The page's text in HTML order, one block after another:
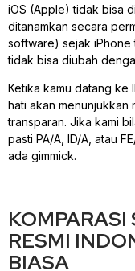
iOS (Apple) tidak bisa
ditanamkan secara
software) sejak iPhone
tidak bisa diubah
Ketika kamu datang ke
hati akan menunjukkan
transparan. Jika kami
pasti PA/A, ID/A, atau
ada gimmick.
RESMI
BIASA